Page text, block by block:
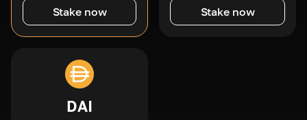
Stake now Stake now
DAI